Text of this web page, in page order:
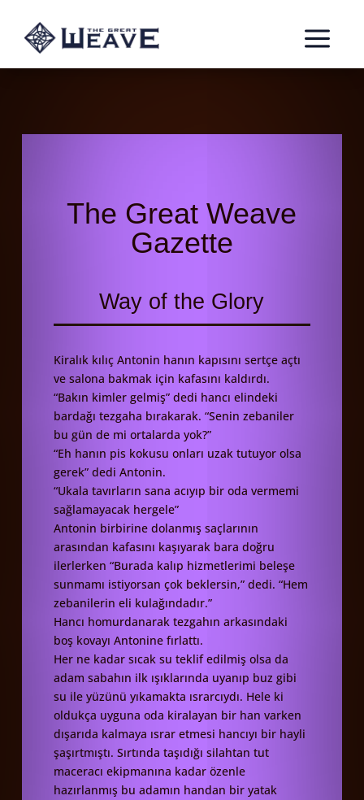
a
The Great Weave
Gazette
Way of the Glory
Kiralık kılıç Antonin hanın kapısını sertçe açtı
ve salona bakmak için kafasını kaldırdı.
“Bakın kimler gelmiş” dedi hancı elindeki
bardağı tezgaha bırakarak. “Senin zebaniler
bu gün de mi ortalarda yok?”
“Eh hanın pis kokusu onları uzak tutuyor olsa
gerek” dedi Antonin.
“Ukala tavırların sana acıyıp bir oda vermemi
sağlamayacak hergele”
Antonin birbirine dolanmış saçlarının
arasından kafasını kaşıyarak bara doğru
ilerlerken “Burada kalıp hizmetlerimi beleşe
sunmamı istiyorsan çok beklersin,” dedi. “Hem
zebanilerin eli kulağındadır.”
Hancı homurdanarak tezgahın arkasındaki
boş kovayı Antonine fırlattı.
Her ne kadar sıcak su teklif edilmiş olsa da
adam sabahın ilk ışıklarında uyanıp buz gibi
su ile yüzünü yıkamakta ısrarcıydı. Hele ki
oldukça uyguna oda kiralayan bir han varken
dışarıda kalmaya ısrar etmesi hancıyı bir hayli
şaşırtmıştı. Sırtında taşıdığı silahtan tut
maceracı ekipmanına kadar özenle
hazırlanmış bu adamın handan bir yatak